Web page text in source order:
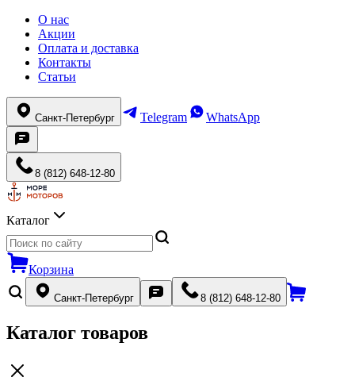
О нас
Акции
Оплата и доставка
Контакты
Статьи
Санкт-Петербург Telegram WhatsApp
8 (812) 648-12-80
Каталог
Корзина
Санкт-Петербург 8 (812) 648-12-80
Каталог товаров